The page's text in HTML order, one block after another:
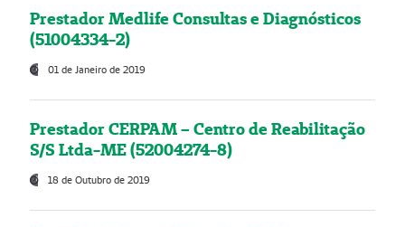
Prestador Medlife Consultas e Diagnósticos
(51004334-2)
01 de Janeiro de 2019
Prestador CERPAM – Centro de Reabilitação
S/S Ltda-ME (52004274-8)
18 de Outubro de 2019